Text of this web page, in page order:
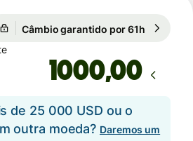
Câmbio garantido por 61h
,00
de 25 000 USD ou o
outra moeda? Daremos um